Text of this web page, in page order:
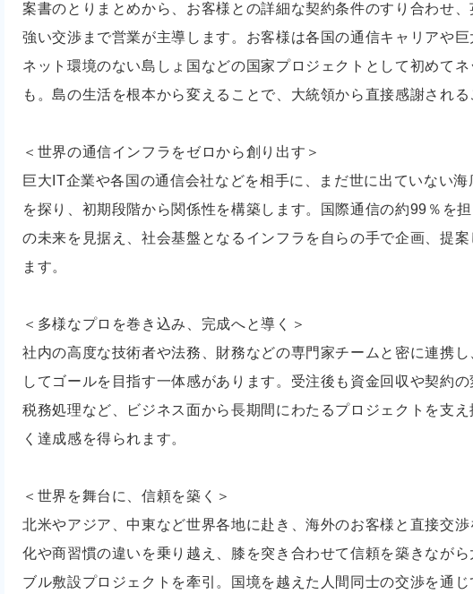
案書のとりまとめから、お客様との詳細な契約条件のすり合わせ、
強い交渉まで営業が主導します。お客様は各国の通信キャリアや
ネット環境のない島しょ国などの国家プロジェクトとして初めてネ
も。島の生活を根本から変えることで、大統領から直接感謝される
＜世界の通信インフラをゼロから創り出す＞
巨大IT企業や各国の通信会社などを相手に、まだ世に出ていない
を探り、初期段階から関係性を構築します。国際通信の約99％を
の未来を見据え、社会基盤となるインフラを自らの手で企画、提案
ます。
＜多様なプロを巻き込み、完成へと導く＞
社内の高度な技術者や法務、財務などの専門家チームと密に連携
してゴールを目指す一体感があります。受注後も資金回収や契約
税務処理など、ビジネス面から長期間にわたるプロジェクトを支
く達成感を得られます。
＜世界を舞台に、信頼を築く＞
北米やアジア、中東など世界各地に赴き、海外のお客様と直接交
化や商習慣の違いを乗り越え、膝を突き合わせて信頼を築きなが
ブル敷設プロジェクトを牽引。国境を越えた人間同士の交渉を通